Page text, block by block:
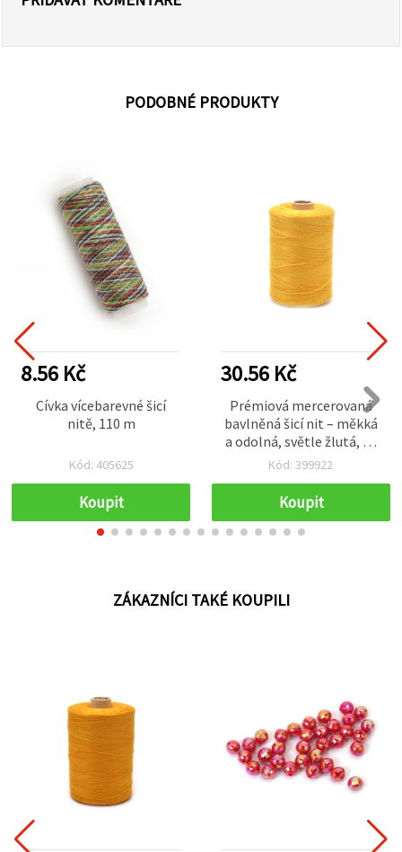
PODOBNÉ PRODUKTY
8.56 Kč
Cívka vícebarevné šicí
nitě, 110 m
Kód: 405625
Koupit
30.56 Kč
Prémiová mercerovaná
bavlněná šicí nit – měkká
a odolná, světle žlutá, 20
tex × 2, cívka 1000 m pro
Kód: 399922
Koupit
ZÁKAZNÍCI TAKÉ KOUPILI